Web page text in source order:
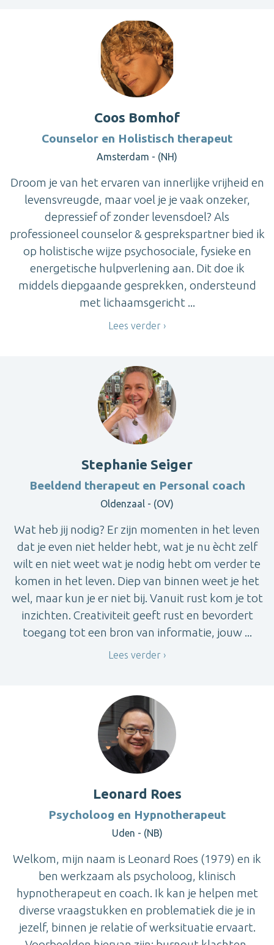
Coos Bomhof
Counselor en Holistisch therapeut
Amsterdam - (NH)
Droom je van het ervaren van innerlijke vrijheid en
levensvreugde, maar voel je je vaak onzeker,
depressief of zonder levensdoel? Als
professioneel counselor & gesprekspartner bied ik
op holistische wijze psychosociale, fysieke en
energetische hulpverlening aan. Dit doe ik
middels diepgaande gesprekken, ondersteund
met lichaamsgericht ...
Lees verder
Stephanie Seiger
Beeldend therapeut en Personal coach
Oldenzaal - (OV)
Wat heb jij nodig? Er zijn momenten in het leven
dat je even niet helder hebt, wat je nu ècht zelf
wilt en niet weet wat je nodig hebt om verder te
komen in het leven. Diep van binnen weet je het
wel, maar kun je er niet bij. Vanuit rust kom je tot
inzichten. Creativiteit geeft rust en bevordert
toegang tot een bron van informatie, jouw ...
Lees verder
Leonard Roes
Psycholoog en Hypnotherapeut
Uden - (NB)
Welkom, mijn naam is Leonard Roes (1979) en ik
ben werkzaam als psycholoog, klinisch
hypnotherapeut en coach. Ik kan je helpen met
diverse vraagstukken en problematiek die je in
jezelf, binnen je relatie of werksituatie ervaart.